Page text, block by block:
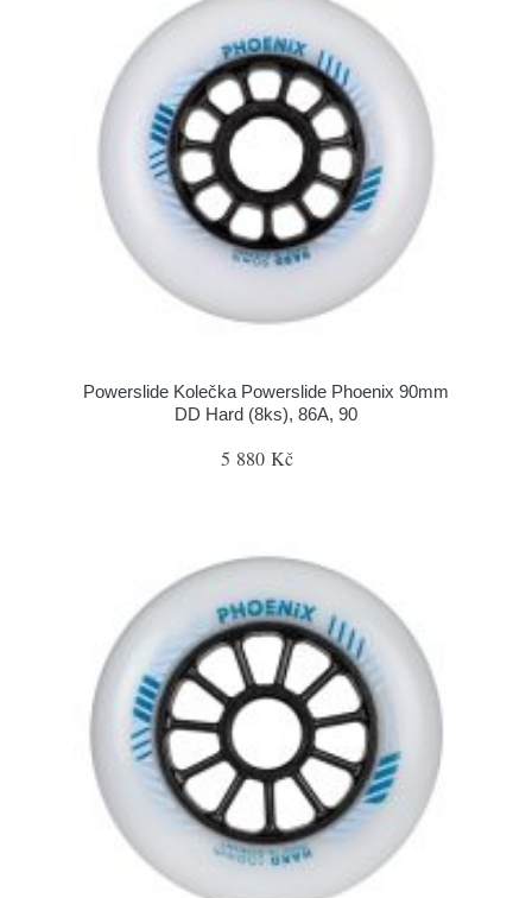
Powerslide Kolečka Powerslide Phoenix 90mm
DD Hard (8ks), 86A, 90
5 880 Kč